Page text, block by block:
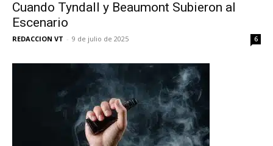
Cuando Tyndall y Beaumont Subieron al
Escenario
REDACCION VT - 9 de julio de 2025 6